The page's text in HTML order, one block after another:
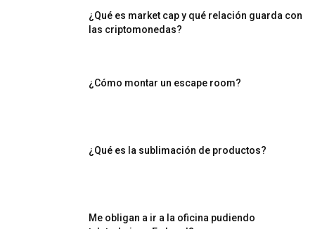
¿Qué es market cap y qué relación guarda con
las criptomonedas?
¿Cómo montar un escape room?
¿Qué es la sublimación de productos?
Me obligan a ir a la oficina pudiendo